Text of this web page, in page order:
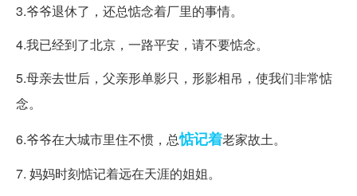
3.爷爷退休了，还总惦念着厂里的事情。
4.我已经到了北京，一路平安，请不要惦念。
5.母亲去世后，父亲形单影只，形影相吊，使我们非常惦
念。
6.爷爷在大城市里住不惯，总惦记着老家故土。
7. 妈妈时刻惦记着远在天涯的姐姐。